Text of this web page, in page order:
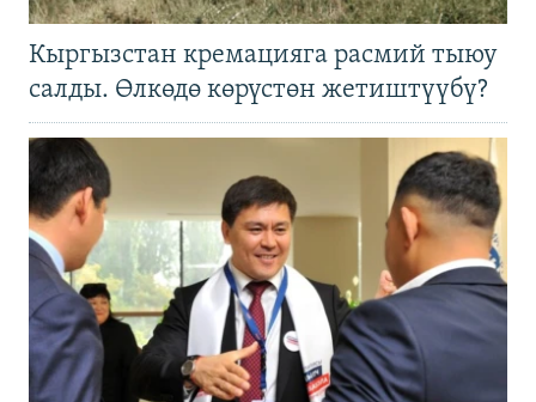
Кыргызстан кремацияга расмий тыюу
салды. Өлкөдө көрүстөн жетиштүүбү?